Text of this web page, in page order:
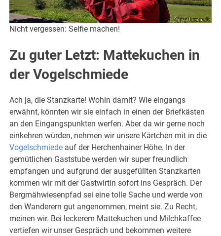
Nicht vergessen: Selfie machen!
Zu guter Letzt: Mattekuchen in
der Vogelschmiede
Ach ja, die Stanzkarte! Wohin damit? Wie eingangs
erwähnt, könnten wir sie einfach in einen der Briefkästen
an den Eingangspunkten werfen. Aber da wir gerne noch
einkehren würden, nehmen wir unsere Kärtchen mit in die
Vogelschmiede auf der Herchenhainer Höhe. In der
gemütlichen Gaststube werden wir super freundlich
empfangen und aufgrund der ausgefüllten Stanzkarten
kommen wir mit der Gastwirtin sofort ins Gespräch. Der
Bergmähwiesenpfad sei eine tolle Sache und werde von
den Wanderern gut angenommen, meint sie. Zu Recht,
meinen wir. Bei leckerem Mattekuchen und Milchkaffee
vertiefen wir unser Gespräch und bekommen weitere